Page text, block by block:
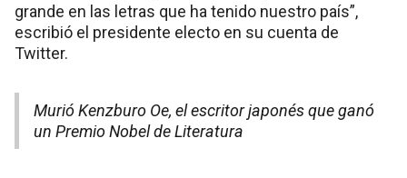
grande en las letras que ha tenido nuestro país”,
escribió el presidente electo en su cuenta de
Twitter.
Murió Kenzburo Oe, el escritor japonés que ganó
un Premio Nobel de Literatura